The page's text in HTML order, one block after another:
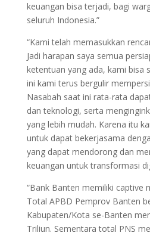
keuangan bisa terjadi, bagi
seluruh Indonesia.”
“Kami telah memasukkan
Jadi harapan saya semua
ketentuan yang ada, kami bisa
ini kami terus bergulir
Nasabah saat ini rata-rata
dan teknologi, serta
yang lebih mudah. Karena itu
untuk dapat bekerjasama
yang dapat mendorong dan
keuangan untuk transformasi
“Bank Banten memiliki captive
Total APBD Pemprov Banten
Kabupaten/Kota se-Banten
Triliun. Sementara total PNS